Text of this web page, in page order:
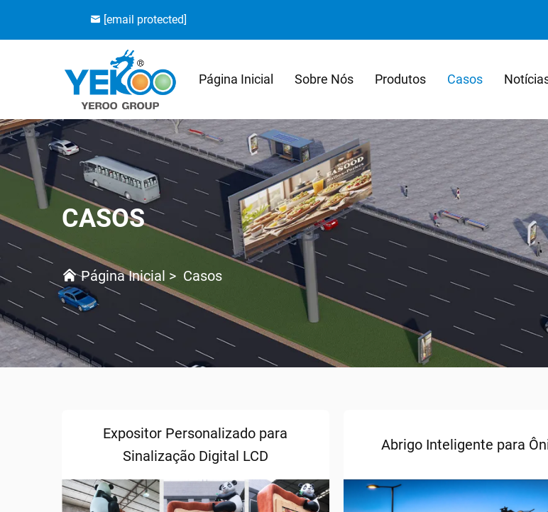
[email protected]
Página Inicial Sobre Nós Produtos Casos
CASOS
Página Inicial > Casos
Expositor Personalizado para
Sinalização Digital LCD
Abrigo Inteligente para